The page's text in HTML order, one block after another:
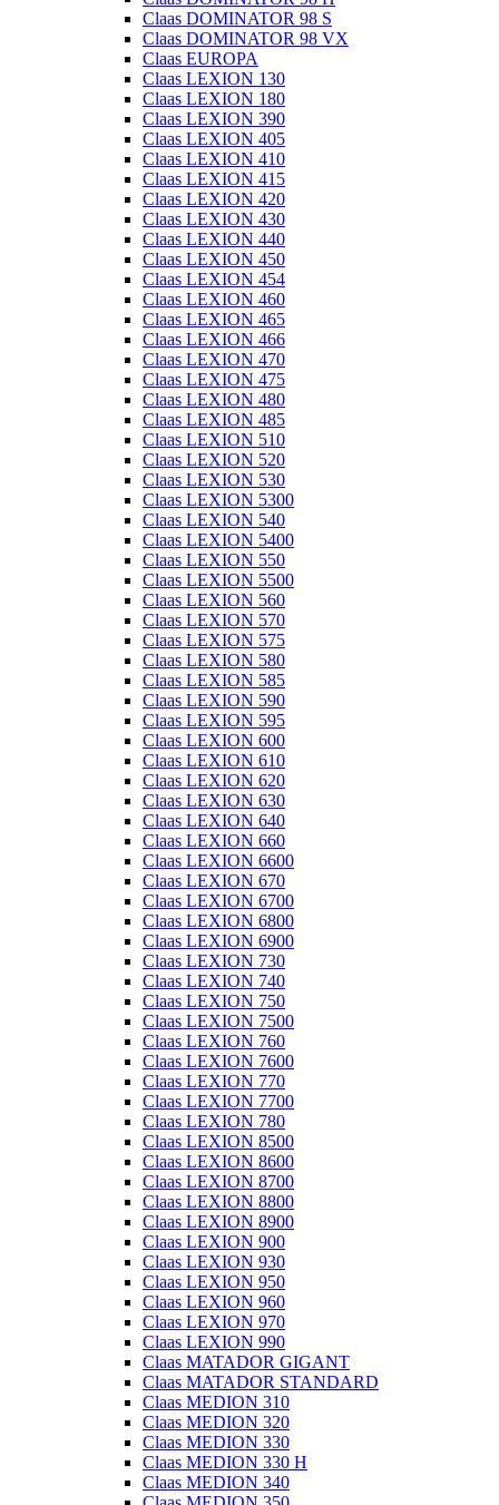
Claas DOMINATOR 98 S
Claas DOMINATOR 98 VX
Claas EUROPA
Claas LEXION 130
Claas LEXION 180
Claas LEXION 390
Claas LEXION 405
Claas LEXION 410
Claas LEXION 415
Claas LEXION 420
Claas LEXION 430
Claas LEXION 440
Claas LEXION 450
Claas LEXION 454
Claas LEXION 460
Claas LEXION 465
Claas LEXION 466
Claas LEXION 470
Claas LEXION 475
Claas LEXION 480
Claas LEXION 485
Claas LEXION 510
Claas LEXION 520
Claas LEXION 530
Claas LEXION 5300
Claas LEXION 540
Claas LEXION 5400
Claas LEXION 550
Claas LEXION 5500
Claas LEXION 560
Claas LEXION 570
Claas LEXION 575
Claas LEXION 580
Claas LEXION 585
Claas LEXION 590
Claas LEXION 595
Claas LEXION 600
Claas LEXION 610
Claas LEXION 620
Claas LEXION 630
Claas LEXION 640
Claas LEXION 660
Claas LEXION 6600
Claas LEXION 670
Claas LEXION 6700
Claas LEXION 6800
Claas LEXION 6900
Claas LEXION 730
Claas LEXION 740
Claas LEXION 750
Claas LEXION 7500
Claas LEXION 760
Claas LEXION 7600
Claas LEXION 770
Claas LEXION 7700
Claas LEXION 780
Claas LEXION 8500
Claas LEXION 8600
Claas LEXION 8700
Claas LEXION 8800
Claas LEXION 8900
Claas LEXION 900
Claas LEXION 930
Claas LEXION 950
Claas LEXION 960
Claas LEXION 970
Claas LEXION 990
Claas MATADOR GIGANT
Claas MATADOR STANDARD
Claas MEDION 310
Claas MEDION 320
Claas MEDION 330
Claas MEDION 330 H
Claas MEDION 340